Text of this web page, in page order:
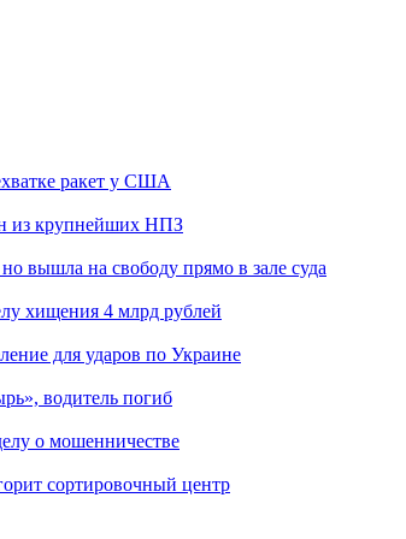
ракет у США
из крупнейших НПЗ
вышла на свободу прямо в зале суда
хищения 4 млрд рублей
для ударов по Украине
водитель погиб
о мошенничестве
сортировочный центр